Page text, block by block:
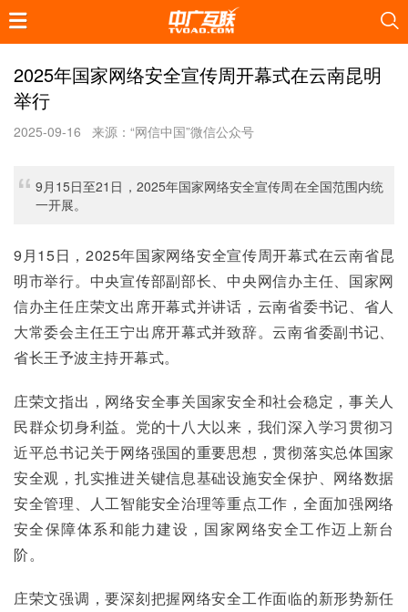
2025年国家网络安全宣传周开幕式在云南昆明
举行
2025-09-16 来源：“网信中国”微信公众号
9月15日至21日，2025年国家网络安全宣传周在全国范围内统
一开展。
9月15日，2025年国家网络安全宣传周开幕式在云南省昆
明市举行。中央宣传部副部长、中央网信办主任、国家网
信办主任庄荣文出席开幕式并讲话，云南省委书记、省人
大常委会主任王宁出席开幕式并致辞。云南省委副书记、
省长王予波主持开幕式。
庄荣文指出，网络安全事关国家安全和社会稳定，事关人
民群众切身利益。党的十八大以来，我们深入学习贯彻习
近平总书记关于网络强国的重要思想，贯彻落实总体国家
安全观，扎实推进关键信息基础设施安全保护、网络数据
安全管理、人工智能安全治理等重点工作，全面加强网络
安全保障体系和能力建设，国家网络安全工作迈上新台
阶。
庄荣文强调，要深刻把握网络安全工作面临的新形势新任